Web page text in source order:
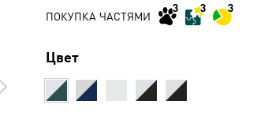
ПОКУПКА ЧАСТЯМИ
Цвет